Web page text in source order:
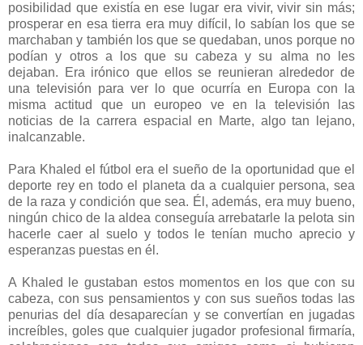
posibilidad que existía en ese lugar era vivir, vivir sin más;
prosperar en esa tierra era muy difícil, lo sabían los que se
marchaban y también los que se quedaban, unos porque no
podían y otros a los que su cabeza y su alma no les
dejaban. Era irónico que ellos se reunieran alrededor de
una televisión para ver lo que ocurría en Europa con la
misma actitud que un europeo ve en la televisión las
noticias de la carrera espacial en Marte, algo tan lejano,
inalcanzable.
Para Khaled el fútbol era el sueño de la oportunidad que el
deporte rey en todo el planeta da a cualquier persona, sea
de la raza y condición que sea. Él, además, era muy bueno,
ningún chico de la aldea conseguía arrebatarle la pelota sin
hacerle caer al suelo y todos le tenían mucho aprecio y
esperanzas puestas en él.
A Khaled le gustaban estos momentos en los que con su
cabeza, con sus pensamientos y con sus sueños todas las
penurias del día desaparecían y se convertían en jugadas
increíbles, goles que cualquier jugador profesional firmaría,